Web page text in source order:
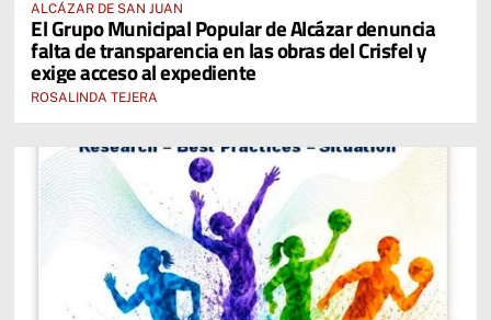
ALCÁZAR DE SAN JUAN
El Grupo Municipal Popular de Alcázar denuncia
falta de transparencia en las obras del Crisfel y
exige acceso al expediente
ROSALINDA TEJERA